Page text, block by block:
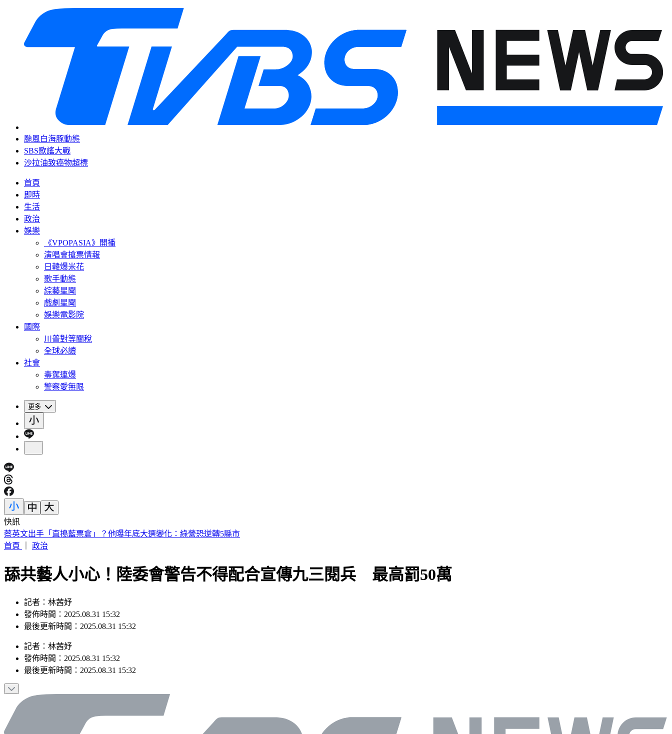
颱風白海豚動態
SBS歌謠大戰
沙拉油致癌物超標
首頁
即時
生活
政治
娛樂
《VPOPASIA》開播
演唱會搶票情報
日韓爆米花
歌手動態
綜藝星聞
戲劇星聞
娛樂電影院
國際
川普對等關稅
全球必讀
社會
毒駕連爆
警察愛無限
更多
快訊
台灣「文化巨擘」蕭在淦辭世！享嵩壽100歲 一生獲獎無數
首頁
政治
舔共藝人小心！陸委會警告不得配合宣傳九三閱兵 最高罰50萬
記者：林茜妤
發佈時間：2025.08.31 15:32
最後更新時間：2025.08.31 15:32
記者 ： 林茜妤
發佈時間： 2025.08.31 15:32
最後更新時間： 2025.08.31 15:32